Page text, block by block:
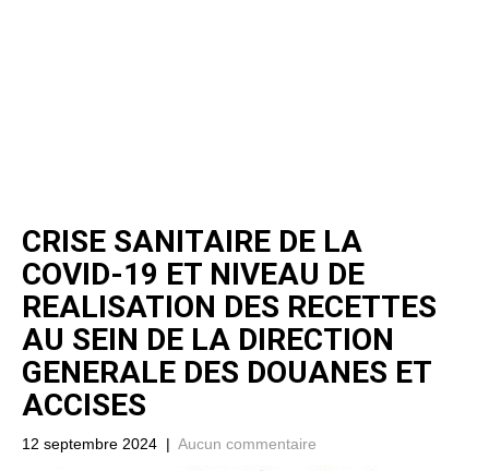
CRISE SANITAIRE DE LA
COVID-19 ET NIVEAU DE
REALISATION DES RECETTES
AU SEIN DE LA DIRECTION
GENERALE DES DOUANES ET
ACCISES
12 septembre 2024 | Aucun commentaire